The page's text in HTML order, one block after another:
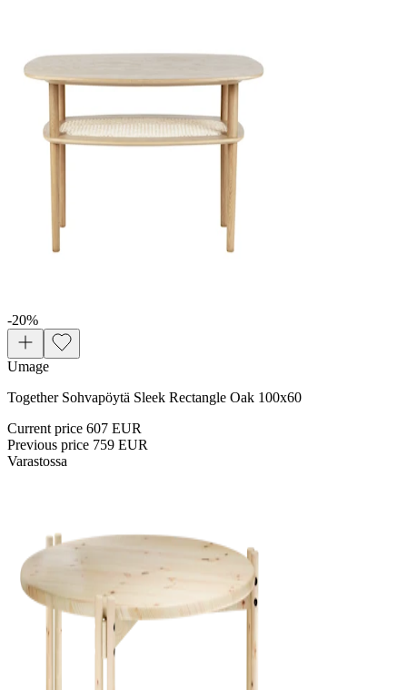
-20%
Umage
Together Sohvapöytä Sleek Rectangle Oak 100x60
Current price 607 EUR
Previous price 759 EUR
Varastossa